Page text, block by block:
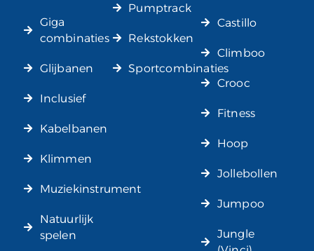
Giga
combinaties
Glijbanen
Inclusief
Kabelbanen
Klimmen
Muziekinstrument
Natuurlijk
spelen
Pumptrack
Rekstokken
Sportcombinaties
Castillo
Climboo
Crooc
Fitness
Hoop
Jollebollen
Jumpoo
Jungle